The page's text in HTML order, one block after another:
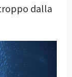
dalla